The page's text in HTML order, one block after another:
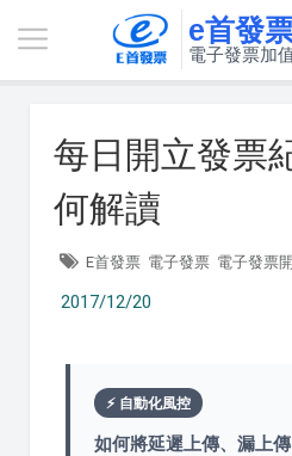
e首發
電子發票加
每日開立發票
何解讀
E首發票 電子發票 電子發票
2017/12/20
⚡ 自動化風控
如何將延遲上傳、漏上